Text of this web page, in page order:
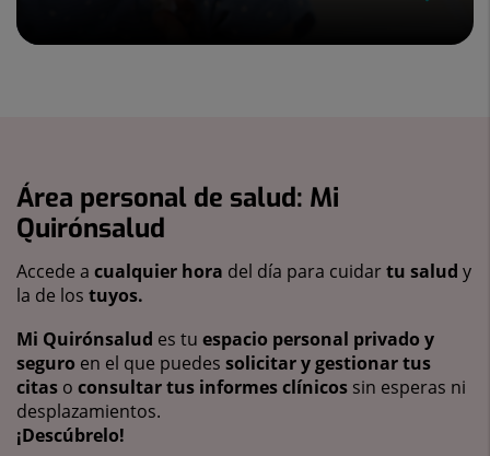
Área personal de salud: Mi
Quirónsalud
Accede a cualquier hora del día para cuidartu salud y
la de los tuyos.
Mi Quirónsalud es tu espacio personal privado y
seguro en el que puedes solicitar y gestionar tus
citas o consultar tus informes clínicos sin esperas ni
desplazamientos.
¡Descúbrelo!